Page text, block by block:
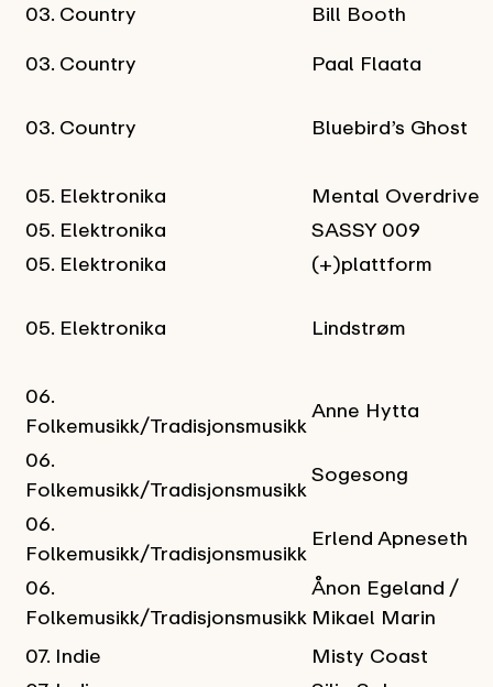
03. Country Bill Booth
03. Country Paal Flaata
03. Country Bluebird’s Ghost
05. Elektronika
Mental Overdrive
05. Elektronika
SASSY 009
05. Elektronika
(+)plattform
05. Elektronika Lindstrøm
06.
Folkemusikk/Tradisjonsmusikk
Anne Hytta
06.
Folkemusikk/Tradisjonsmusikk
Sogesong
06.
Folkemusikk/Tradisjonsmusikk
Erlend Apneseth
06.
Folkemusikk/Tradisjonsmusikk
Ånon Egeland /
Mikael Marin
07. Indie
Misty Coast